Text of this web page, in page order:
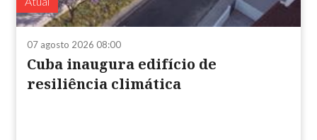
07 agosto 2026 08:00
Cuba inaugura edifício de
resiliência climática